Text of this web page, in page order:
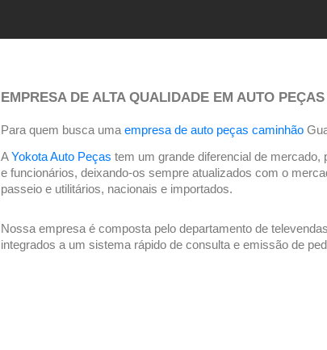
EMPRESA DE ALTA QUALIDADE EM AUTO
Para quem busca uma empresa de auto peças caminhão
A Yokota Auto Peças tem um grande diferencial de
e funcionários, deixando-os sempre atualizados com o
passeio e utilitários, nacionais e importados.
Nossa empresa é composta pelo departamento de
integrados a um sistema rápido de consulta e emissão de